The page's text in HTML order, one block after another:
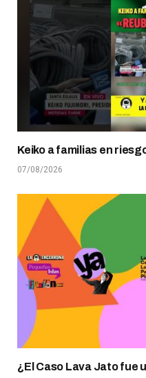
Keiko a familias en
07/08/2026
¿El Caso Lava Jato fue